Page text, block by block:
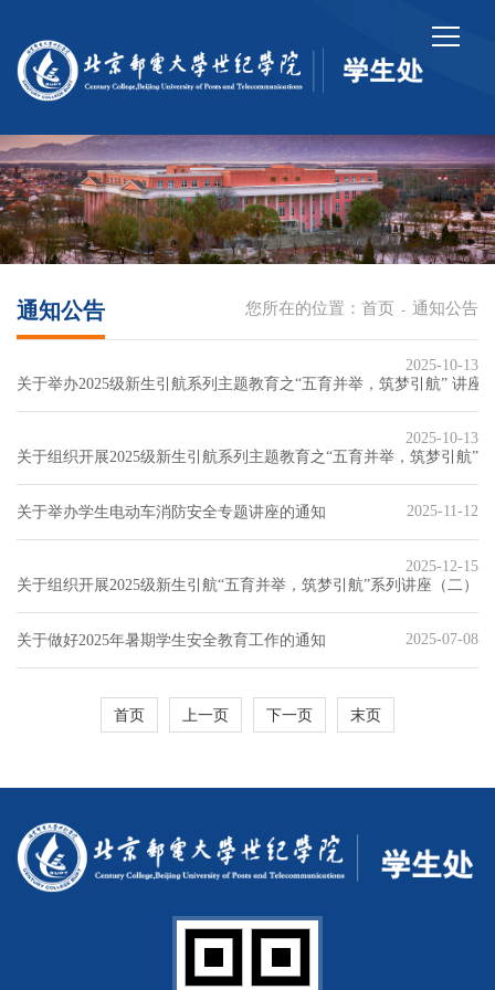
您所在的位置： 首页 - 通知公告
通知公告
2025-10-13
关于举办2025级新生引航系列主题教育之“五育并举，筑梦引航” 讲座
2025-10-13
关于组织开展2025级新生引航系列主题教育之“五育并举，筑梦引航”
2025-11-12
关于举办学生电动车消防安全专题讲座的通知
2025-12-15
关于组织开展2025级新生引航“五育并举，筑梦引航”系列讲座（二）
2025-07-08
关于做好2025年暑期学生安全教育工作的通知
首页 上一页 下一页 末页